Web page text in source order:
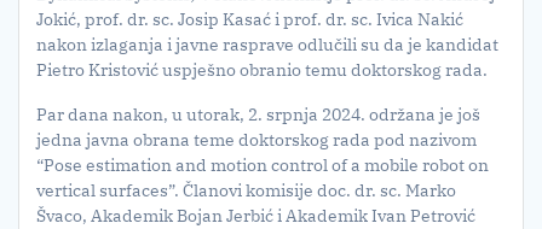
Jokić, prof. dr. sc. Josip Kasać i prof. dr. sc. Ivica Nakić
nakon izlaganja i javne rasprave odlučili su da je kandidat
Pietro Kristović uspješno obranio temu doktorskog rada.
Par dana nakon, u utorak, 2. srpnja 2024. održana je još
jedna javna obrana teme doktorskog rada pod nazivom
“Pose estimation and motion control of a mobile robot on
vertical surfaces”. Članovi komisije doc. dr. sc. Marko
Švaco, Akademik Bojan Jerbić i Akademik Ivan Petrović